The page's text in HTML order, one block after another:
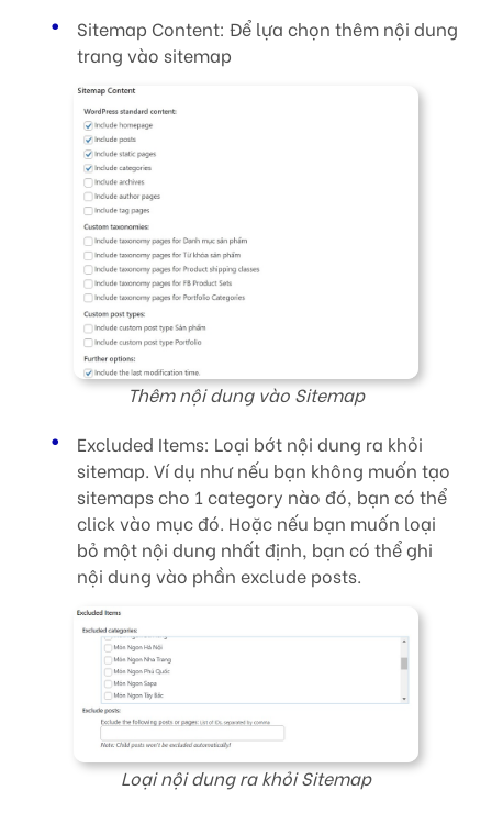
Sitemap Content: Để lựa chọn thêm nội dung
trang vào sitemap
Thêm nội dung vào Sitemap
Excluded Items: Loại bớt nội dung ra khỏi
sitemap. Ví dụ như nếu bạn không muốn tạo
sitemaps cho 1 category nào đó, bạn có thể
click vào mục đó. Hoặc nếu bạn muốn loại
bỏ một nội dung nhất định, bạn có thể ghi
nội dung vào phần exclude posts.
Loại nội dung ra khỏi Sitemap